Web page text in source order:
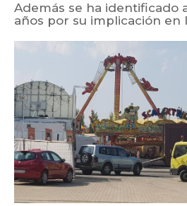
Además se ha identificado
años por su implicación en